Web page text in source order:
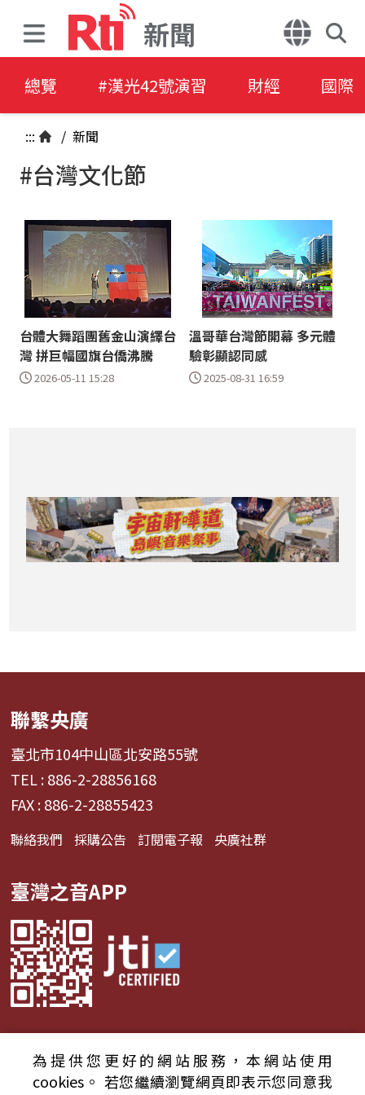
新聞
總覽 #漢光42號演習 財經 國際
::: / 新聞
#台灣文化節
台體大舞蹈團舊金山演繹台
灣 拼巨幅國旗台僑沸騰
2026-05-11 15:28
溫哥華台灣節開幕 多元體
驗彰顯認同感
2025-08-31 16:59
聯繫央廣
臺北市104中山區北安路55號
TEL : 886-2-28856168
FAX : 886-2-28855423
聯絡我們 採購公告 訂閱電子報 央廣社群
臺灣之音APP
© 2024財團法人中央廣播電臺 版權所有
為提供您更好的網站服務，本網站使用
cookies。 若您繼續瀏覽網頁即表示您同意我